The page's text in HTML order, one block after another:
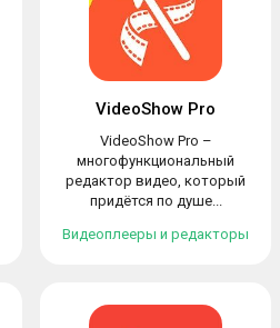
VideoShow Pro
VideoShow Pro –
многофункциональный
редактор видео, который
придётся по душе...
Видеоплееры и редакторы